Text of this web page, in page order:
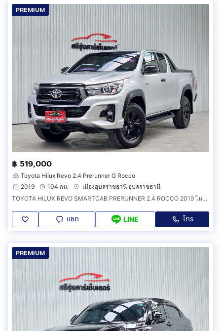
PREMIUM
฿ 519,000
Toyota Hilux Revo 2.4 Prerunner G Rocco
2019
104 กม.
เมืองอุบลราชธานี อุบลราชธานี
TOYOTA HILUX REVO SMARTCAB PRERUNNER 2.4 ROCCO 2019 ไมล์น้อย
แชท LINE โทร
PREMIUM